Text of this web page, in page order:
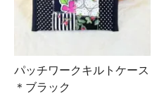
パッチワークキルトケース
＊ブラック